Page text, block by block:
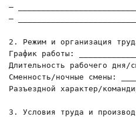
—
—
2. Режим и организация
График работы:
Длительность рабочего дня/
Сменность/ночные смены:
Разъездной характер/
3. Условия труда и